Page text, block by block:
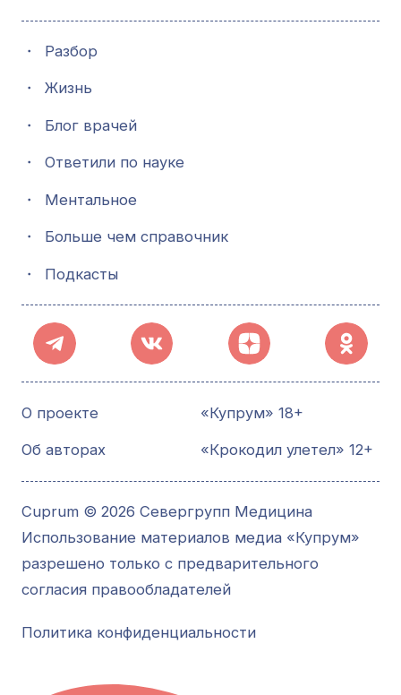
・ Разбор
・ Жизнь
・ Блог врачей
・ Ответили по науке
・ Ментальное
・ Больше чем справочник
・ Подкасты
О проекте
Об авторах
«Купрум» 18+
«Крокодил улетел» 12+
Cuprum © 2026 Севергрупп Медицина
Использование материалов медиа «Купрум»
разрешено только с предварительного
согласия правообладателей
Политика конфиденциальности